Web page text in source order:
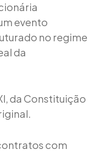
evento
no regime
da
da Constituição
com